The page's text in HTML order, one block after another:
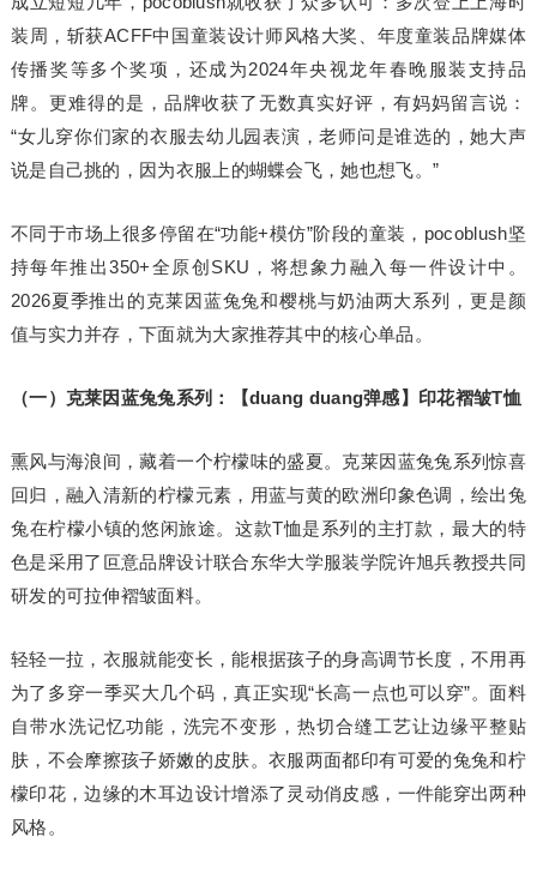
装周，斩获ACFF中国童装设计师风格大奖、年度童装品牌媒体
传播奖等多个奖项，还成为2024年央视龙年春晚服装支持品
牌。更难得的是，品牌收获了无数真实好评，有妈妈留言说：
“女儿穿你们家的衣服去幼儿园表演，老师问是谁选的，她大声
说是自己挑的，因为衣服上的蝴蝶会飞，她也想飞。”
不同于市场上很多停留在“功能+模仿”阶段的童装，pocoblush坚
持每年推出350+全原创SKU，将想象力融入每一件设计中。
2026夏季推出的克莱因蓝兔兔和樱桃与奶油两大系列，更是颜
值与实力并存，下面就为大家推荐其中的核心单品。
（一）克莱因蓝兔兔系列：【duang duang弹感】印花褶皱T恤
熏风与海浪间，藏着一个柠檬味的盛夏。克莱因蓝兔兔系列惊喜
回归，融入清新的柠檬元素，用蓝与黄的欧洲印象色调，绘出兔
兔在柠檬小镇的悠闲旅途。这款T恤是系列的主打款，最大的特
色是采用了叵意品牌设计联合东华大学服装学院许旭兵教授共同
研发的可拉伸褶皱面料。
轻轻一拉，衣服就能变长，能根据孩子的身高调节长度，不用再
为了多穿一季买大几个码，真正实现“长高一点也可以穿”。面料
自带水洗记忆功能，洗完不变形，热切合缝工艺让边缘平整贴
肤，不会摩擦孩子娇嫩的皮肤。衣服两面都印有可爱的兔兔和柠
檬印花，边缘的木耳边设计增添了灵动俏皮感，一件能穿出两种
风格。